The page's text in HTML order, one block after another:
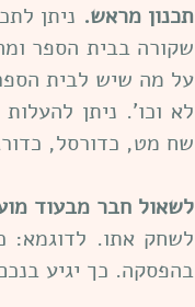
תכנון מראש. ניתן
שקורה בבית הספר
על מה שיש לבית
לא וכו'. ניתן
שח מט, כדורסל,
לשאול חבר מבעוד
לשחק אתו. לדוגמא:
בהפסקה. כך יגיע